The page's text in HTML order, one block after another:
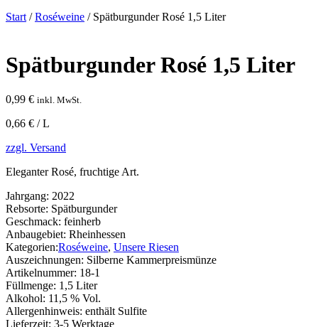
Start/Roséweine / Spätburgunder Rosé 1,5 Liter
Spätburgunder Rosé 1,5 Liter
0,99 € inkl. MwSt.
0,66 € / L
zzgl. Versand
Eleganter Rosé, fruchtige Art.
Jahrgang: 2022
Rebsorte: Spätburgunder
Geschmack: feinherb
Anbaugebiet: Rheinhessen
Kategorien:Roséweine, Unsere Riesen
Auszeichnungen: Silberne Kammerpreismünze
Artikelnummer: 18-1
Füllmenge: 1,5 Liter
Alkohol: 11,5 % Vol.
Allergenhinweis: enthält Sulfite
Lieferzeit: 3-5 Werktage